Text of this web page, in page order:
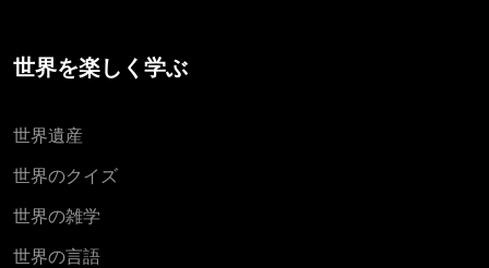
世界を楽しく学ぶ
世界遺産
世界のクイズ
世界の雑学
世界の言語